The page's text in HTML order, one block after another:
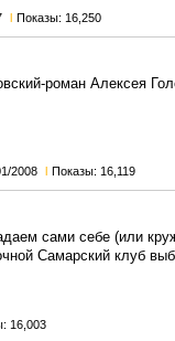
l Показы: 16,250
роман Алексея
2008 l Показы: 16,119
сами себе (или
Самарский клуб
16,003